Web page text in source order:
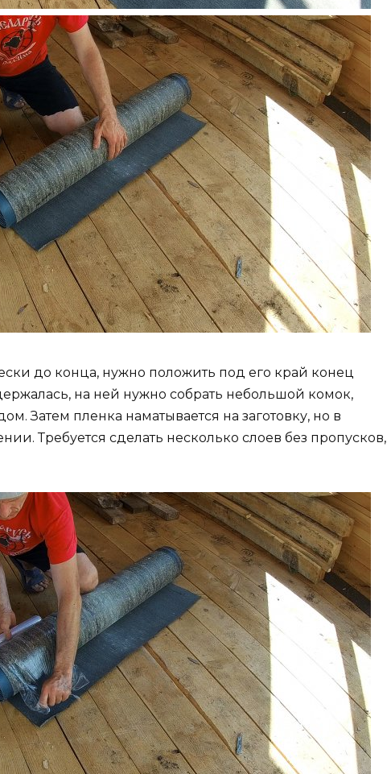
до конца, нужно положить под его край конец
на ней нужно собрать небольшой комок,
Затем пленка наматывается на заготовку, но в
Требуется сделать несколько слоев без пропусков,